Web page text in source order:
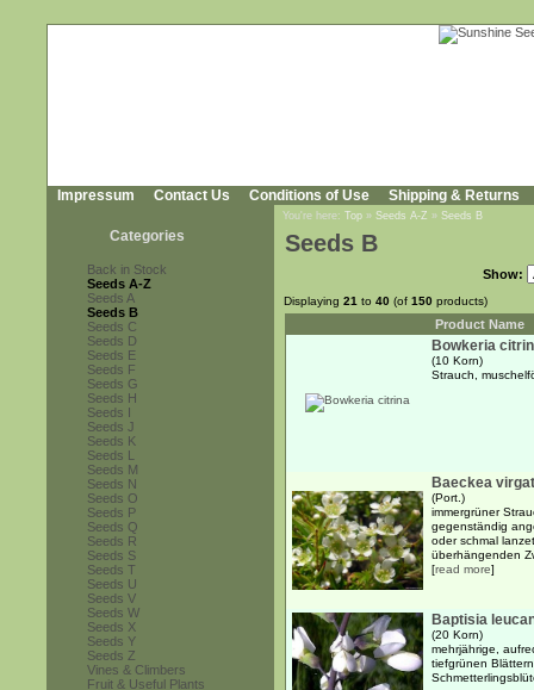
Impressum Contact Us Conditions of Use Shipping & Returns
Categories
Back in Stock
Seeds A-Z
Seeds A
Seeds B
Seeds C
Seeds D
Seeds E
Seeds F
Seeds G
Seeds H
Seeds I
Seeds J
Seeds K
Seeds L
Seeds M
Seeds N
Seeds O
Seeds P
Seeds Q
Seeds R
Seeds S
Seeds T
Seeds U
Seeds V
Seeds W
Seeds X
Seeds Y
Seeds Z
Vines & Climbers
Fruit & Useful Plants
You're here: Top » Seeds A-Z » Seeds B
Seeds B
Show:
Displaying 21 to 40 (of 150 products)
Product Name
Bowkeria
(10 Korn)
Strauch,
Baeckea
(Port.)
immergrüner
gegenständig
oder schmal
überhängenden
[read more]
Baptisia
(20 Korn)
mehrjährige,
tiefgrünen